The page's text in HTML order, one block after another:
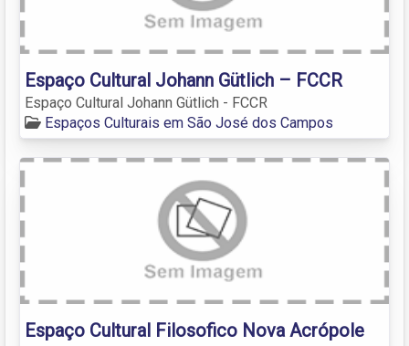
Espaço Cultural Johann Gütlich – FCCR
Espaço Cultural Johann Gütlich - FCCR
Espaços Culturais em São José dos Campos
Espaço Cultural Filosofico Nova Acrópole